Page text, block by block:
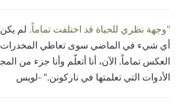
"وجهة نظري للحياة قد اختلفت تماماً. لم
أي شيء في الماضي سوى تعاطي المخدرات.
العكس تماماً. الآن، أنا أتعلّم وأنا جزء من
الأدوات التي تعلمتها في ناركونن." -لويس